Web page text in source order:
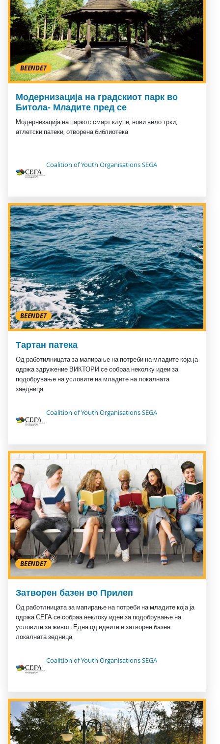
BEENDET
Модернизација на градскиот парк во
Битола- Младите пред се
Модернизација на паркот: смарт клупи, нови вело трки,
атлетски патеки, отворена библиотека
Coalition of Youth Organisations SEGA
BEENDET
Тартан патека
Од работилницата за мапирање на потреби на младите која ја
одржа здружение ВИКТОРИ се собраа неколку идеи за
подобрување на условите на младите на локалната
заедница
Coalition of Youth Organisations SEGA
BEENDET
Затворен базен во Прилеп
Од работлницата за мапирање на потреби на младите која ја
одржа СЕГА се собраа неклоку идеи за подобрување на
условите за живот. Една од идеите е затворен базен
локалната зедница
Coalition of Youth Organisations SEGA